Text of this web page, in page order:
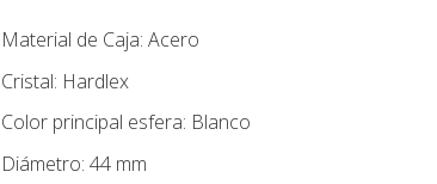
Material de Caja: Acero
Cristal: Hardlex
Color principal esfera: Blanco
Diámetro: 44 mm